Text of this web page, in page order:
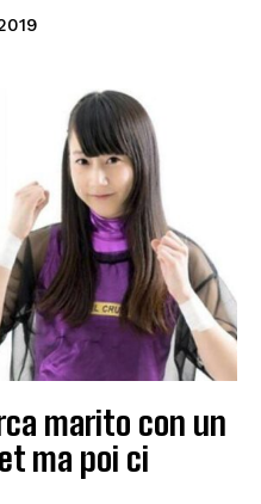
marito con un
ma poi ci